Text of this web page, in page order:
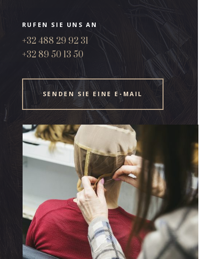
RUFEN SIE UNS AN
+32 488 29 92 31
+32 89 50 13 50
SENDEN SIE EINE E-MAIL